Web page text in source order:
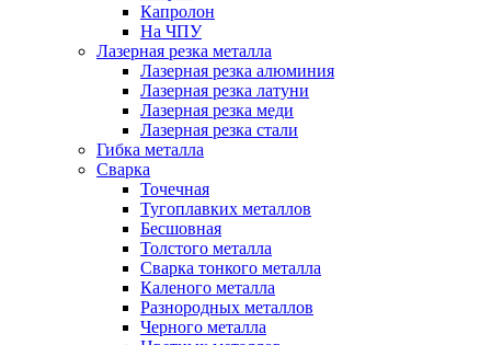
Капролон
На ЧПУ
Лазерная резка металла
Лазерная резка алюминия
Лазерная резка латуни
Лазерная резка меди
Лазерная резка стали
Гибка металла
Сварка
Точечная
Тугоплавких металлов
Бесшовная
Толстого металла
Сварка тонкого металла
Каленого металла
Разнородных металлов
Черного металла